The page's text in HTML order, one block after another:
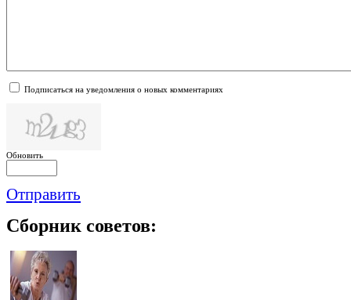
Подписаться на уведомления о новых комментариях
Обновить
Отправить
Сборник советов: